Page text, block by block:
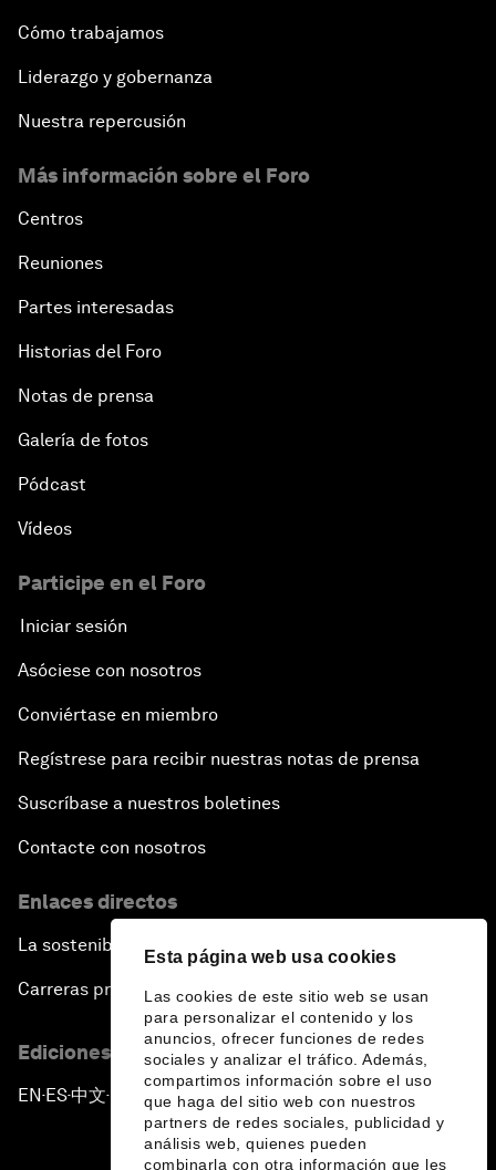
Esta página web usa cookies
Las cookies de este sitio web se usan
para personalizar el contenido y los
anuncios, ofrecer funciones de redes
sociales y analizar el tráfico. Además,
compartimos información sobre el uso
que haga del sitio web con nuestros
partners de redes sociales, publicidad y
análisis web, quienes pueden
combinarla con otra información que les
Cómo trabajamos
Liderazgo y gobernanza
Nuestra repercusión
Más información sobre el Foro
Centros
Reuniones
Partes interesadas
Historias del Foro
Notas de prensa
Galería de fotos
Pódcast
Vídeos
Participe en el Foro
Iniciar sesión
Asóciese con nosotros
Conviértase en miembro
Regístrese para recibir nuestras notas de prensa
Suscríbase a nuestros boletines
Contacte con nosotros
Enlaces directos
La sostenibilidad en el Foro
Carreras profesionales
Ediciones en otros idiomas
EN ▪ES▪中文▪ 日本語